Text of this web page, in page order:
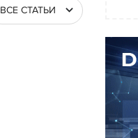
ВСЕ СТАТЬИ